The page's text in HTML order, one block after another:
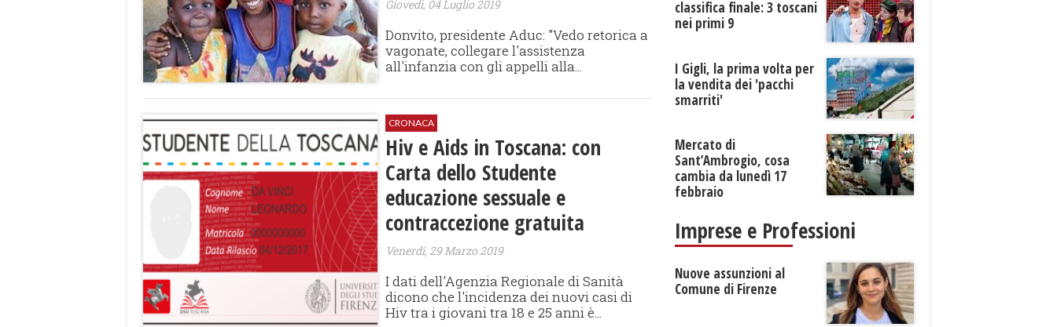
Giovedì, 04 Luglio 2019
Donvito, presidente Aduc: "Vedo retorica a
vagonate, collegare l'assistenza
all'infanzia con gli appelli alla...
CRONACA
Hiv e Aids in Toscana: con
Carta dello Studente
educazione sessuale e
contraccezione gratuita
Venerdì, 29 Marzo 2019
I dati dell'Agenzia Regionale di Sanità
dicono che l'incidenza dei nuovi casi di
Hiv tra i giovani tra 18 e 25 anni è...
classifica finale: 3 toscani
nei primi 9
I Gigli, la prima volta per
la vendita dei 'pacchi
smarriti'
Mercato di
Sant’Ambrogio, cosa
cambia da lunedì 17
febbraio
Imprese e Professioni
Nuove assunzioni al
Comune di Firenze